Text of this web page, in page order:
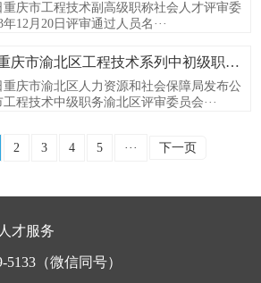
重庆市工程技术副高级职称社会人才评审委
年12月20日评审通过人员名···
2023年重庆市渝北区工程技术系列中初级职称评审通过人员公示
重庆市渝北区人力资源和社会保障局发布公
程技术中级职务渝北区评审委员会···
2 3 4 5 ··· 下一页
才服务
（微信同号）